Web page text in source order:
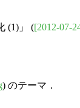
(1)」 ([2012-07-
) のテーマ．